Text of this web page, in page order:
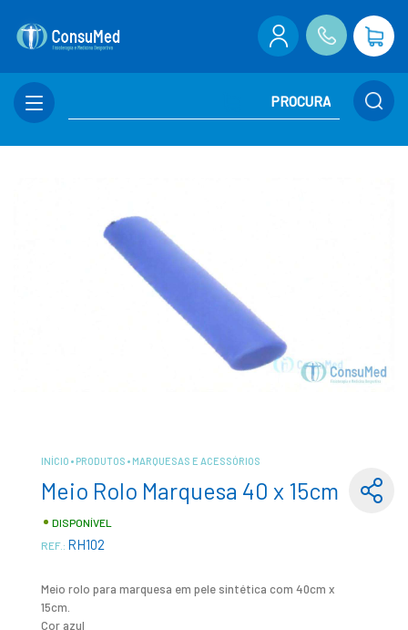
INÍCIO PRODUTOS MARQUESAS E ACESSÓRIOS
Meio Rolo Marquesa 40 x 15cm
DISPONÍVEL
REF.: RH102
Meio rolo para marquesa em pele sintética com 40cm x
15cm.
Cor azul